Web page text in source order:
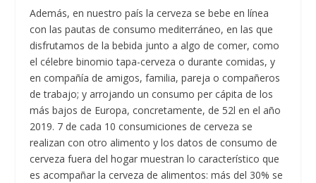
Además, en nuestro país la cerveza se bebe en línea
con las pautas de consumo mediterráneo, en las que
disfrutamos de la bebida junto a algo de comer, como
el célebre binomio tapa-cerveza o durante comidas, y
en compañía de amigos, familia, pareja o compañeros
de trabajo; y arrojando un consumo per cápita de los
más bajos de Europa, concretamente, de 52l en el año
2019. 7 de cada 10 consumiciones de cerveza se
realizan con otro alimento y los datos de consumo de
cerveza fuera del hogar muestran lo característico que
es acompañar la cerveza de alimentos: más del 30% se